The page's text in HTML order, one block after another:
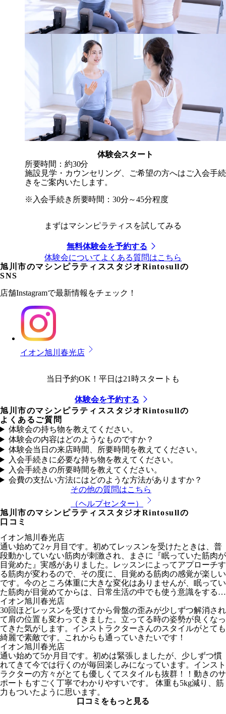
体験会スタート
所要時間：約30分
施設見学・カウンセリング、ご希望の方へはご入会手続
きをご案内いたします。
※入会手続き所要時間：30分～45分程度
まずはマシンピラティスを試してみる
無料体験会を予約する
体験会についてよくある質問はこちら
旭川市のマシンピラティススタジオRintosullの
SNS
店舗Instagramで最新情報をチェック！
イオン旭川春光店
当日予約OK！平日は21時スタートも
体験会を予約する
旭川市のマシンピラティススタジオRintosullの
よくあるご質問
体験会の持ち物を教えてください。
体験会の内容はどのようなものですか？
体験会当日の来店時間、所要時間を教えてください。
入会手続きに必要な持ち物を教えてください。
入会手続きの所要時間を教えてください。
会費の支払い方法にはどのような方法がありますか？
その他の質問はこちら
（ヘルプセンター）
旭川市のマシンピラティススタジオRintosullの
口コミ
イオン旭川春光店
通い始めて2ヶ月目です。初めてレッスンを受けたときは、普
段動かしていない筋肉が刺激され、まさに『眠っていた筋肉が
目覚めた』実感がありました。レッスンによってアプローチす
る筋肉が変わるので、その度に、目覚める筋肉の感覚が楽しい
です。今のところ体重に大きな変化はありませんが、眠ってい
た筋肉が目覚めてからは、日常生活の中でも使う意識をするこ
とができるようになり、固まっていた体がどんどんほぐれ、動
かしやすくなる実感があり、私にとっては『リハビリ』になっ
ています。姿勢と身体のラインは、開始2週間からすぐに変化
が見られました。同じレッスンでも、回数を重ねるごとに軽さ
や動かしやすさの変化にすぐに感じれ、3ヶ月後、半年後、と
継続した後の自分の身体の変化が楽しみです。インストラクタ
ーの方も、みんな、丁寧にアジャストしてくださったり、その
ときのレッスンの全体の様子をみて、的確なアドバイスをして
くださいます。受付時の『今日も頑張りましょうね！』や、レ
ッスン中の『よく頑張りました！』『ナイスファイト！』、レ
ッスン後の『上手にできていましたよ』などの言葉がけに、励
まされ、通い続けられています！
イオン旭川春光店
30回ほどレッスンを受けてから骨盤の歪みが少しずつ解消され
て肩の位置も変わってきました。立ってる時の姿勢が良くなっ
てきた気がします。インストラクターさんのスタイルがとても
綺麗で素敵です。これからも通っていきたいです！
イオン旭川春光店
通い始めて5か月目です。初めは緊張しましたが、少しずつ慣
れてきて今では行くのが毎回楽しみになっています。インスト
ラクターの方々がとても優しくてスタイルも抜群！！動きのサ
ポートもすごく丁寧でわかりやすいです。 体重も5kg減り、筋
力もついたように思います。
口コミをもっと見る